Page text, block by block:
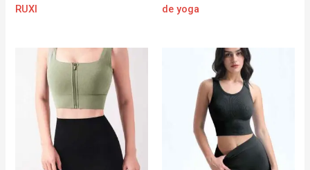
RUXI
de yoga